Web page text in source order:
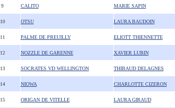
9 CALITO MARIE SAPIN
10 OTSU LAURA BAUDOIN
11 PALME DE PREUILLY ELIOTT THIENNETTE
12 NOZZLE DE GARENNE XAVIER LUBIN
13 SOCRATES VD WELLINGTON THIBAUD DELAGNES
14 NIOWA CHARLOTTE CIZERON
15 ORIGAN DE VITELLE LAURA GIRAUD